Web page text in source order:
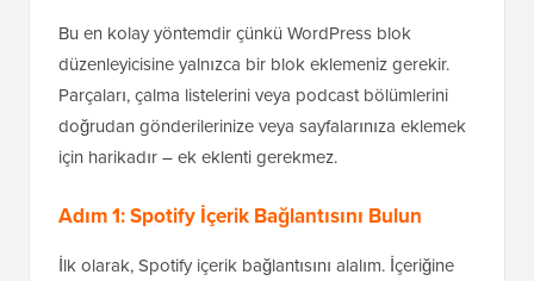
Bu en kolay yöntemdir çünkü WordPress blok
düzenleyicisine yalnızca bir blok eklemeniz gerekir.
Parçaları, çalma listelerini veya podcast bölümlerini
doğrudan gönderilerinize veya sayfalarınıza eklemek
için harikadır – ek eklenti gerekmez.
Adım 1: Spotify İçerik Bağlantısını Bulun
İlk olarak, Spotify içerik bağlantısını alalım. İçeriğine